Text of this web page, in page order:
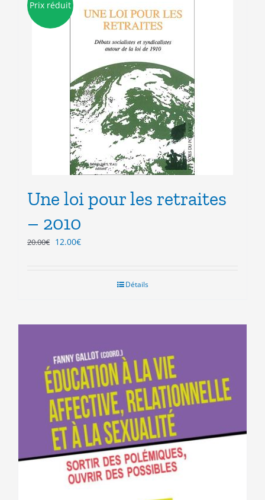
Prix réduit
Une loi pour les retraites
– 2010
20.00€ Le
12.00€Le
Détails